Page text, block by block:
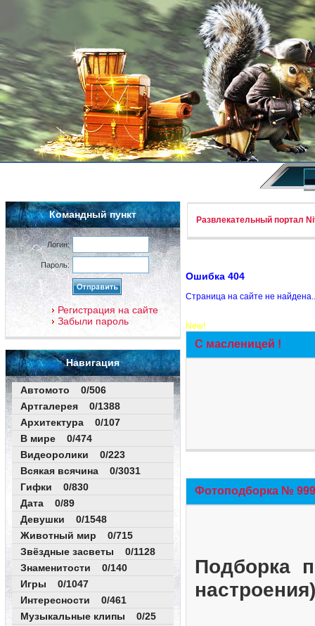
Командный пункт
Логин:
Пароль:
Регистрация на сайте
Забыли пароль
Навигация
Автомото 0/506
Артгалерея 0/1388
Архитектура 0/107
В мире 0/474
Видеоролики 0/223
Всякая всячина 0/3031
Гифки 0/830
Дата 0/89
Девушки 0/1548
Животный мир 0/715
Звёздные засветы 0/1128
Знаменитости 0/140
Игры 0/1047
Интересности 0/461
Музыкальные клипы 0/25
Развлекательный портал
Ошибка 404
Страница на сайте не
New!
С масленицей !
Фотоподборка №
Подборка